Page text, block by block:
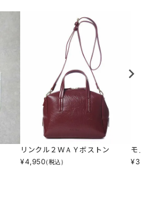
リンクル２ＷＡＹボストン
¥4,950(税込)
モノク
¥3,190